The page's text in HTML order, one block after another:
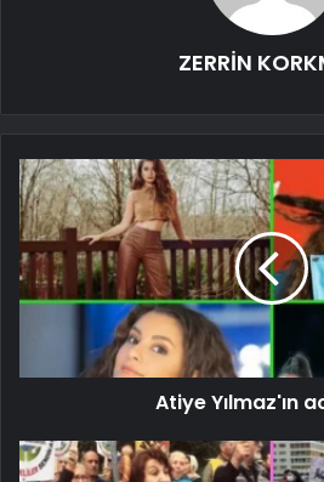
ZERRİN
Atiye Yılmaz'ın